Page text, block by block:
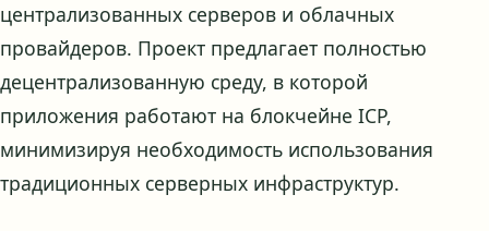
централизованных серверов и облачных
провайдеров. Проект предлагает полностью
децентрализованную среду, в которой
приложения работают на блокчейне ICP,
минимизируя необходимость использования
традиционных серверных инфраструктур.